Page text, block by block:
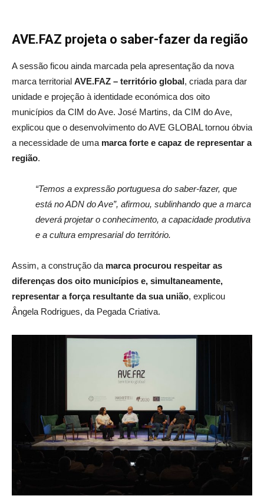
AVE.FAZ projeta o saber-fazer da região
A sessão ficou ainda marcada pela apresentação da nova
marca territorial AVE.FAZ – território global, criada para dar
unidade e projeção à identidade económica dos oito
municípios da CIM do Ave. José Martins, da CIM do Ave,
explicou que o desenvolvimento do AVE GLOBAL tornou óbvia
a necessidade de uma marca forte e capaz de representar a
região.
“Temos a expressão portuguesa do saber-fazer, que
está no ADN do Ave”, afirmou, sublinhando que a marca
deverá projetar o conhecimento, a capacidade produtiva
e a cultura empresarial do território.
Assim, a construção da marca procurou respeitar as
diferenças dos oito municípios e, simultaneamente,
representar a força resultante da sua união, explicou
Ângela Rodrigues, da Pegada Criativa.